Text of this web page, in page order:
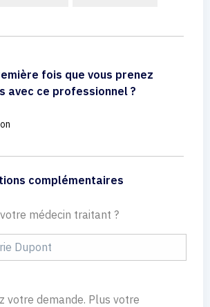
fois que vous prenez
avec ce professionnel ?
complémentaires
médecin traitant ?
votre demande. Plus votre